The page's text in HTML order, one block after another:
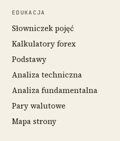
EDUKACJA
Słowniczek pojęć
Kalkulatory forex
Podstawy
Analiza techniczna
Analiza fundamentalna
Pary walutowe
Mapa strony